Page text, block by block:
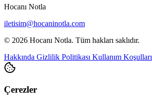
Hocanı Notla
iletisim@hocaninotla.com
© 2026 Hocanı Notla. Tüm hakları saklıdır.
Hakkında Gizlilik Politikası Kullanım Koşulları
Çerezler